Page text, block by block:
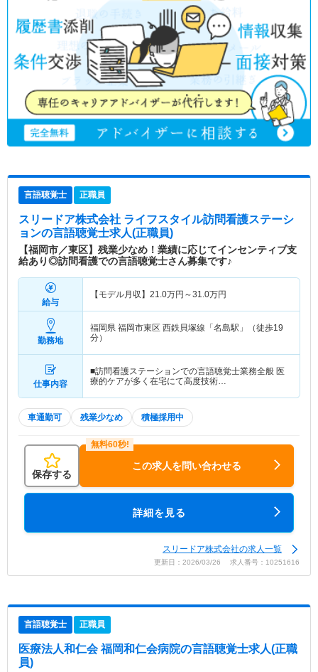
言語聴覚士 正職員
スリードア株式会社 ライフスタイル訪問看護ステーシ
ョンの言語聴覚士求人(正職員)
【福岡市／東区】残業少なめ！業績に応じてインセンティブ支
給あり◎訪問看護での言語聴覚士さん募集です♪
給与
【モデル月収】 21.0万円～31.0万円
勤務地
福岡県 福岡市東区 西鉄貝塚線「名島駅」（徒歩19
分）
仕事内容
■訪問看護ステーションでの言語聴覚士業務全般 医
療的ケアが多く在宅にて高度技術…
車通勤可 残業少なめ 積極採用中
保存する
この求人を問い合わせる
詳細を見る
スリードア株式会社の求人一覧
更新日：2026/03/26 求人番号：10251616
言語聴覚士 正職員
医療法人和仁会 福岡和仁会病院の言語聴覚士求人(正職
員)